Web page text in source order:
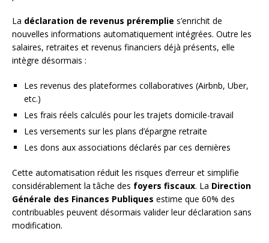
La déclaration de revenus préremplie s’enrichit de
nouvelles informations automatiquement intégrées. Outre les
salaires, retraites et revenus financiers déjà présents, elle
intègre désormais :
Les revenus des plateformes collaboratives (Airbnb, Uber,
etc.)
Les frais réels calculés pour les trajets domicile-travail
Les versements sur les plans d’épargne retraite
Les dons aux associations déclarés par ces dernières
Cette automatisation réduit les risques d’erreur et simplifie
considérablement la tâche des foyers fiscaux. La Direction
Générale des Finances Publiques estime que 60% des
contribuables peuvent désormais valider leur déclaration sans
modification.